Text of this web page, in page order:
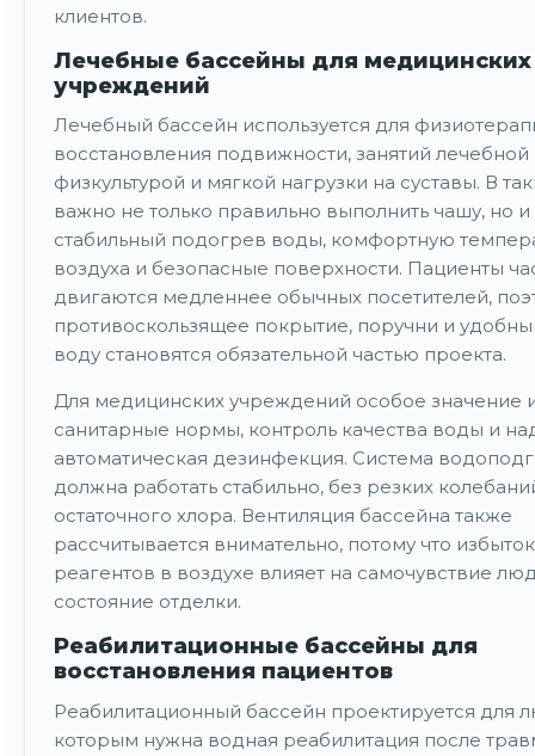
клиентов.
Лечебные бассейны для медицинских
учреждений
Лечебный бассейн используется для
восстановления подвижности, занятий лечебной
физкультурой и мягкой нагрузки на суставы. В
важно не только правильно выполнить чашу, но и
стабильный подогрев воды, комфортную
воздуха и безопасные поверхности. Пациенты
двигаются медленнее обычных посетителей,
противоскользящее покрытие, поручни и
воду становятся обязательной частью проекта.
Для медицинских учреждений особое значение
санитарные нормы, контроль качества воды и
автоматическая дезинфекция. Система
должна работать стабильно, без резких
остаточного хлора. Вентиляция бассейна также
рассчитывается внимательно, потому что
реагентов в воздухе влияет на самочувствие
состояние отделки.
Реабилитационные бассейны для
восстановления пациентов
Реабилитационный бассейн проектируется для
которым нужна водная реабилитация после